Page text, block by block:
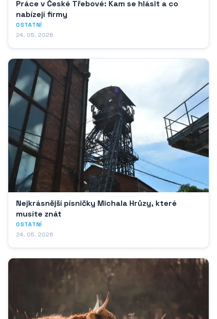
Práce v České Třebové: Kam se hlásit a co
nabízejí firmy
OSTATNÍ
24. 05. 2026
Nejkrásnější písničky Michala Hrůzy, které
musíte znát
OSTATNÍ
24. 05. 2026